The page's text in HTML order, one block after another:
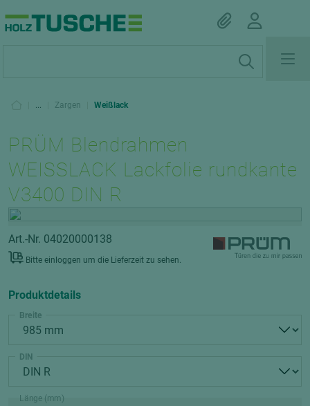
... Zargen Weißlack
PRÜM Blendrahmen
WEISSLACK Lackfolie rundkante
V3400 DIN R
Art.-Nr. 04020000138
Bitte einloggen um die Lieferzeit zu sehen.
Produktdetails
Breite
DIN
Länge (mm)